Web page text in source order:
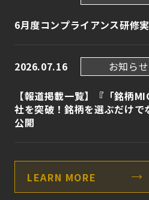
6月度コンプライアンス研修
2026.07.16 お知らせ
【報道掲載一覧】『「銘柄
社を突破！銘柄を選ぶだけで
公開
LEARN MORE